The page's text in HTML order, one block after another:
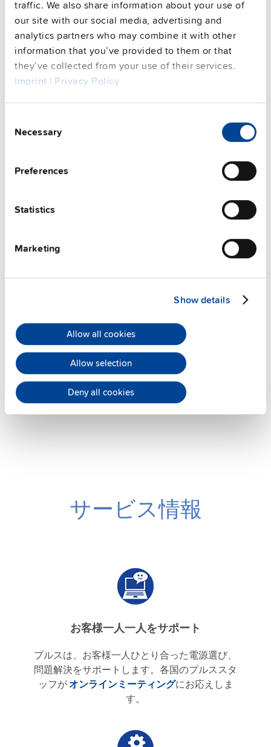
traffic. We also share information about your use of
our site with our social media, advertising and
analytics partners who may combine it with other
information that you’ve provided to them or that
they’ve collected from your use of their services.
Imprint | Privacy Policy
Selection
Necessary
Preferences
Statistics
Marketing
Show details
Allow all cookies
Allow selection
Deny all cookies
This video is hosted by external service. By continuing,
you agree to the external service's privacy policy.
See privacy policy for details
補助ユニット
側面取付けブラケット
データシート
サービス情報
お客様一人一人をサポート
プルスは、お客様一人ひとり合った電源選び、
問題解決をサポートします。各国のプルススタ
ッフがオンラインミーティングにお応えしま
す。